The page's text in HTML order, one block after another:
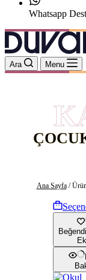
Whatsapp
Ara Menu
Ana Sayfa/